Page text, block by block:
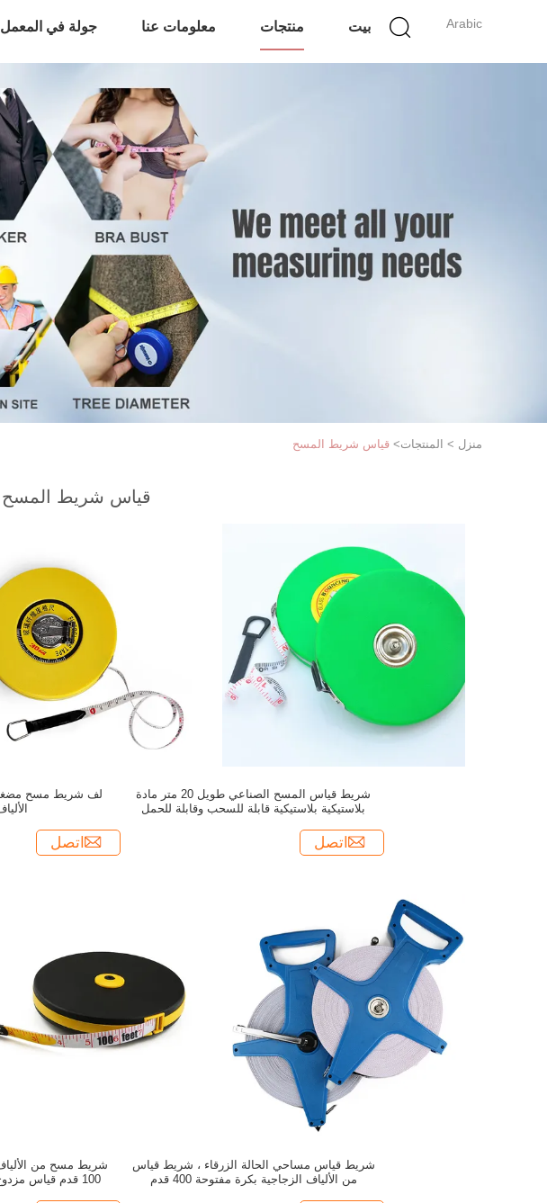
Arabic بيت منتجات معلومات عنا جولة في المعمل
منزل > المنتجات> قياس شريط المسح
قياس شريط المسح
اتصل
شريط قياس المسح الصناعي طويل 20 متر مادة
بلاستيكية بلاستيكية قابلة للسحب وقابلة للحمل
اتصل
100 قدم قياس مزدوج الجوانب لمسح الأراضي
شريط قياس مساحي الحالة الزرقاء ، شريط قياس
من الألياف الزجاجية بكرة مفتوحة 400 قدم